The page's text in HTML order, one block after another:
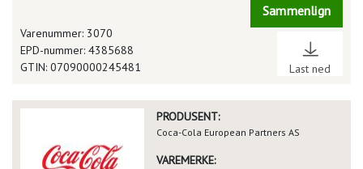
Sammenlign
Last ned
Varenummer: 3070
EPD-nummer: 4385688
GTIN: 07090000245481
PRODUSENT:
Coca-Cola European Partners AS
VAREMERKE: